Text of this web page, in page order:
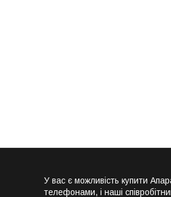
У вас є можливість купити
телефонами, і наші